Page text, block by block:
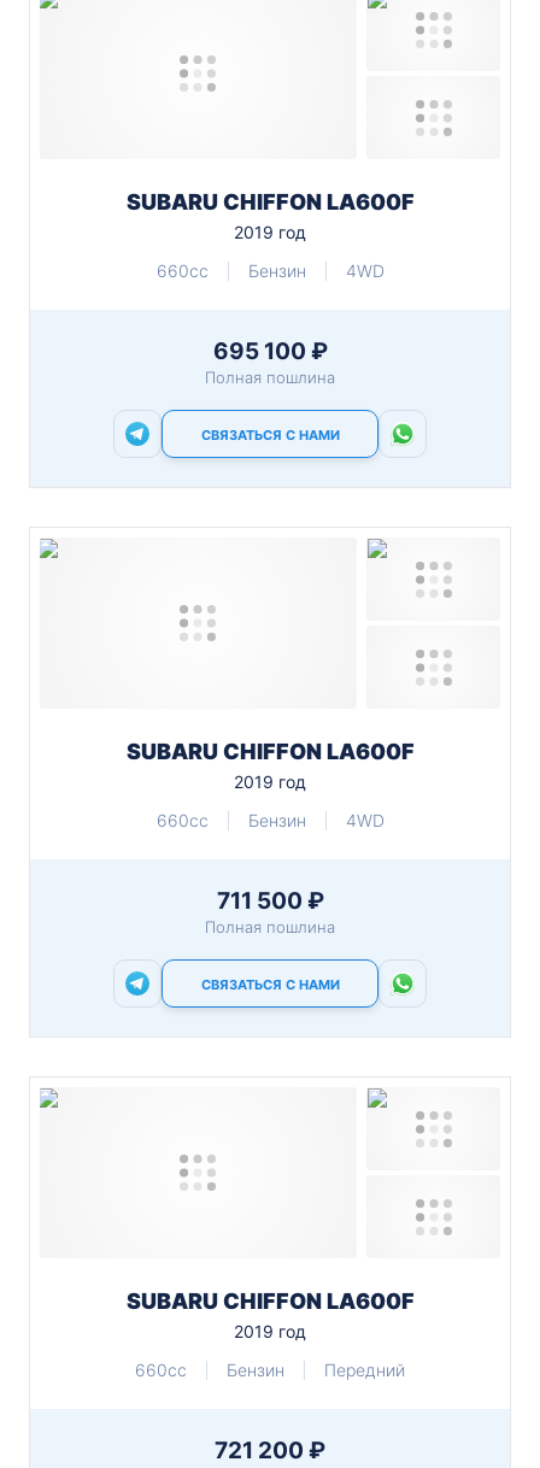
SUBARU CHIFFON LA600F
2019 год
660cc
Бензин 4WD
695 100 ₽
Полная пошлина
СВЯЗАТЬСЯ С НАМИ
SUBARU CHIFFON LA600F
2019 год
660cc
Бензин 4WD
711 500 ₽
Полная пошлина
СВЯЗАТЬСЯ С НАМИ
SUBARU CHIFFON LA600F
2019 год
660cc
Бензин Передний
721 200 ₽